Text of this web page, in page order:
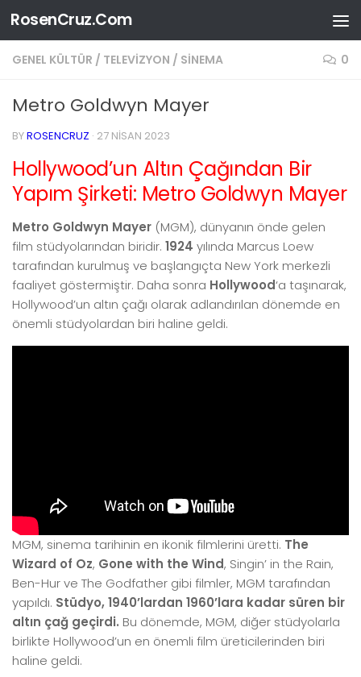
Skip to content
RosenCruz.Com
GENEL KÜLTÜR / TELEVIZYON / SINEMA 0
Metro Goldwyn Mayer
BYROSENCRUZ · 27 NISAN 2023
Hollywood’un Altın Çağından Bir
Yapım Şirketi: Metro Goldwyn Mayer
Metro Goldwyn Mayer (MGM), dünyanın önde gelen
film stüdyolarından biridir. 1924 yılında Marcus Loew
tarafından kurulmuş ve başlangıçta New York merkezli
faaliyet göstermiştir. Daha sonra Hollywood‘a taşınarak,
Hollywood’un altın çağı olarak adlandırılan dönemde en
önemli stüdyolardan biri haline geldi.
MGM, sinema tarihinin en ikonik filmlerini üretti. The
Wizard of Oz, Gone with the Wind, Singin’ in the Rain,
Ben-Hur ve The Godfather gibi filmler, MGM tarafından
yapıldı. Stüdyo, 1940’lardan 1960’lara kadar süren bir
altın çağ geçirdi. Bu dönemde, MGM, diğer stüdyolarla
birlikte Hollywood’un en önemli film üreticilerinden biri
haline geldi.